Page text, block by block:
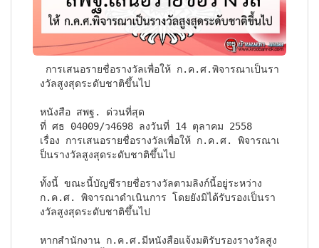
งวัลสูงสุดระดับชาติขึ้นไป
หนังสือ สพฐ. ด่วนที่สุด
ที่ ศธ 04009/ว4698 ลงวันที่ 14 ตุลาคม 2558
เรื่อง การเสนอรายชื่อรางวัลเพื่อให้ ก.ค.ศ. พิจารณาเ
ป็นรางวัลสูงสุดระดับชาติขึ้นไป
ทั้งนี้ ขณะนี้บัญชีรายชื่อรางวัลตามลิงก์นี้อยู่ระหว่าง
ก.ค.ศ. พิจารณาดำเนินการ โดยยังมิได้รับรองเป็นรา
งวัลสูงสุดระดับชาติขึ้นไป
หากสำนักงาน ก.ค.ศ.มีหนังสือแจ้งมติรับรองรางวัลสูง